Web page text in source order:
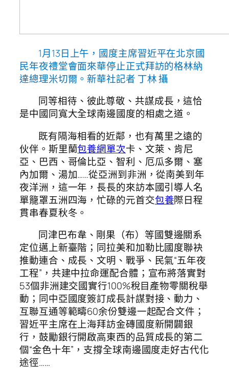
1月13日上午，國度主席習近平在北京國
民年夜禮堂會面來華停止正式拜訪的格林納
達總理米切爾。新華社記者 丁林 攝
同等相待、彼此尊敬、共謀成長，這恰
是中國同寬大全球南邊國度的相處之道。
既有隔海相看的近鄰，也有萬里之遠的
伙伴。斯里蘭包養網單次卡、文萊、肯尼
亞、巴西、哥倫比亞、智利、厄瓜多爾、塞
內加爾、湯加……從亞洲到非洲，從南美到年
夜洋洲，這一年，長長的來訪本國引導人名
單籠罩五洲四海，忙碌的元首交包養際日程
貫串春夏秋冬。
同津巴布韋、剛果（布）等國雙邊關系
定位邁上新臺階；同拉美和加勒比國度聯袂
推動連合、成長、文明、戰爭、民氣“五年夜
工程”，共建中拉命運配合體；宣布將落實對
53個非洲建交國實行100%稅目產物零關稅舉
動；同中亞國度簽訂成長計謀對接、動力、
互聯互通等範疇60余份雙邊一起配合文件；
習近平主席在上海拜訪金磚國度新開闢銀
行，鼓勵銀行開啟高東西的品質成長的第二
個“金色十年”，支撐全球南邊國度走好古代化
途徑……